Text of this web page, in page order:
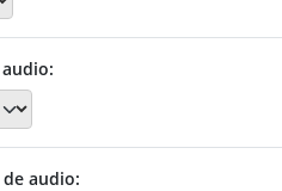
de audio: